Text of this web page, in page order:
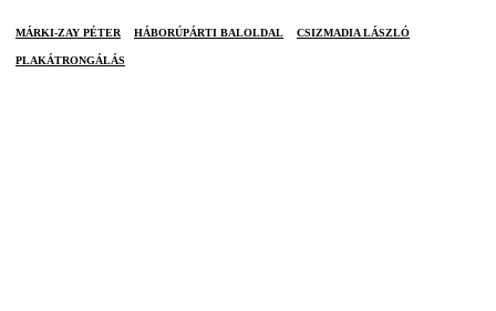
MÁRKI-ZAY PÉTER HÁBORÚPÁRTI BALOLDAL CSIZMADIA LÁSZLÓ
PLAKÁTRONGÁLÁS